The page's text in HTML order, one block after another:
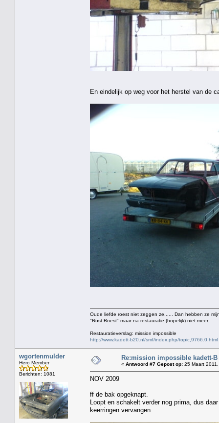
En eindelijk op weg voor het herstel van de
Oude liefde roest niet zeggen ze...... Dan hebben ze
"Rust Roest" maar na restauratie (hopelijk) niet meer.
Restauratieverslag: mission impossible
http://www.kadett-b20.nl/smf/index.php/topic,9766.0.html
wgortenmulder
Hero Member
Berichten: 1081
Re:mission impossible kadett-B
« Antwoord #7 Gepost op: 25 Maart
NOV 2009
ff de bak opgeknapt.
Loopt en schakelt verder nog prima, dus
keerringen vervangen.